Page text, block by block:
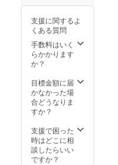
チーズ
ドライ
フルー
ツ１２
３ ⑧
ミック
ツ ➈
フォア
グラト
リュフ
みご飯
⑩１日
お疲れ
様でし
支援に関するよ
くある質問
手数料はいく
らかかります
か？
目標金額に届
かなかった場
合どうなりま
すか？
支援で困った
時はどこに相
談したらいい
ですか？